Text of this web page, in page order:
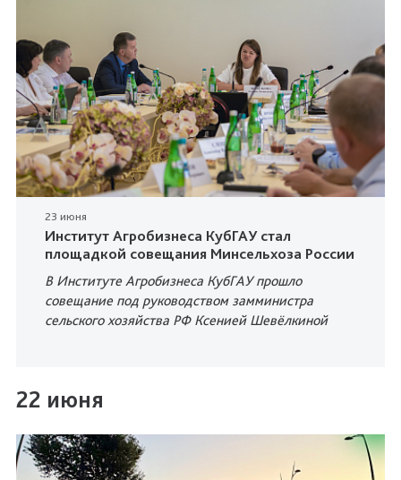
23 июня
Институт Агробизнеса КубГАУ стал
площадкой совещания Минсельхоза России
В Институте Агробизнеса КубГАУ прошло
совещание под руководством замминистра
сельского хозяйства РФ Ксенией Шевёлкиной
22 июня